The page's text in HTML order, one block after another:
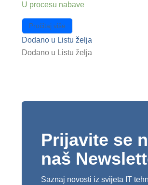
U procesu nabave
Pročitaj više
Dodano u Listu želja
Dodano u Listu želja
Prijavite se
naš
Saznaj novosti iz svijeta IT